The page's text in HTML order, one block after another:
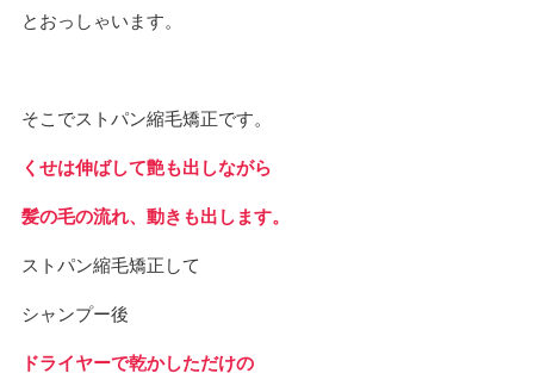
とおっしゃいます。
そこでストパン縮毛矯正です。
くせは伸ばして艶も出しながら
髪の毛の流れ、動きも出します。
ストパン縮毛矯正して
シャンプー後
ドライヤーで乾かしただけの